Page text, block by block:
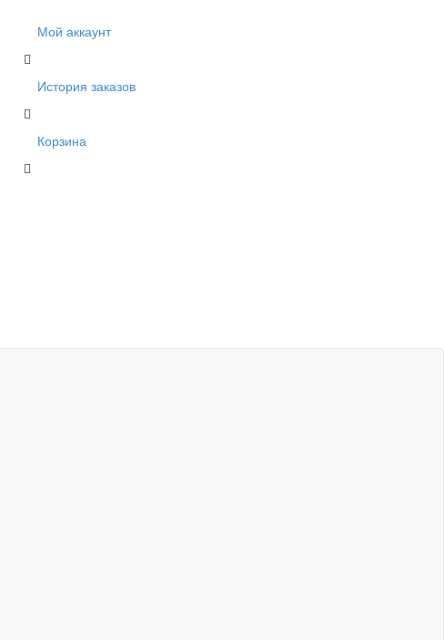
Мой аккаунт
История заказов
Корзина